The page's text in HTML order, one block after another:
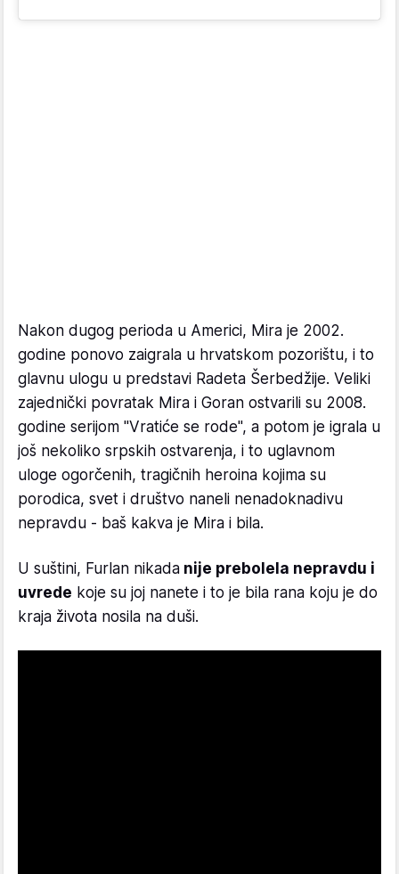
Nakon dugog perioda u Americi, Mira je 2002.
godine ponovo zaigrala u hrvatskom pozorištu, i to
glavnu ulogu u predstavi Radeta Šerbedžije. Veliki
zajednički povratak Mira i Goran ostvarili su 2008.
godine serijom "Vratiće se rode", a potom je igrala u
još nekoliko srpskih ostvarenja, i to uglavnom
uloge ogorčenih, tragičnih heroina kojima su
porodica, svet i društvo naneli nenadoknadivu
nepravdu - baš kakva je Mira i bila.
U suštini, Furlan nikada nije prebolela nepravdu i
uvrede koje su joj nanete i to je bila rana koju je do
kraja života nosila na duši.